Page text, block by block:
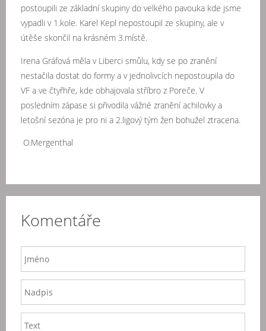
postoupili ze základní skupiny do velkého pavouka kde jsme
vypadli v 1.kole. Karel Kepl nepostoupil ze skupiny, ale v
útěše skončil na krásném 3.místě.
Irena Gráfová měla v Liberci smůlu, kdy se po zranění
nestačila dostat do formy a v jednolivcích nepostoupila do
VF a ve čtyřhře, kde obhajovala stříbro z Poreče. V
posledním zápase si přivodila vážné zranění achilovky a
letošní sezóna je pro ni a 2.ligový tým žen bohužel ztracena.
O.Mergenthal
Komentáře